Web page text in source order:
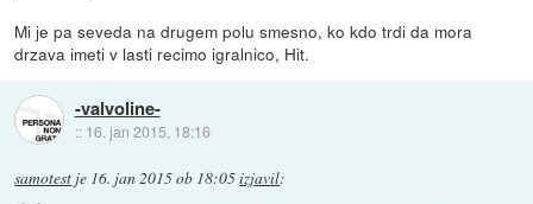
Mi je pa seveda na drugem polu smesno, ko kdo trdi da mora
drzava imeti v lasti recimo igralnico, Hit.
-valvoline-
:: 16. jan 2015, 18:16
samotest je 16. jan 2015 ob 18:05izjavil: